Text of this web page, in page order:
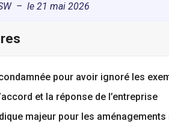
– le 21 mai 2026
pour avoir ignoré les
et la réponse de l’entreprise
majeur pour les